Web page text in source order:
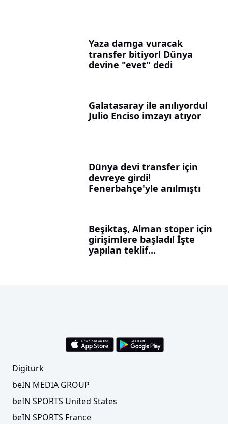
Yaza damga vuracak
transfer bitiyor! Dünya
devine "evet" dedi
Galatasaray ile anılıyordu!
Julio Enciso imzayı atıyor
Dünya devi transfer için
devreye girdi!
Fenerbahçe'yle anılmıştı
Beşiktaş, Alman stoper için
girişimlere başladı! İşte
yapılan teklif...
Digiturk
beIN MEDIA GROUP
beIN SPORTS United States
beIN SPORTS France